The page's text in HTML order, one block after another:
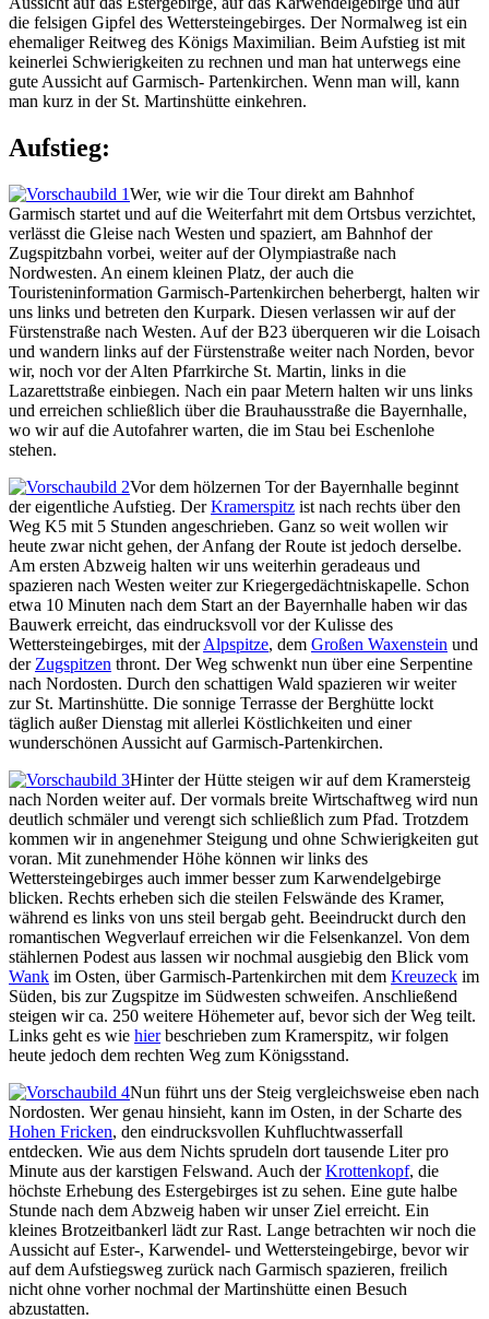
die felsigen Gipfel des Wettersteingebirges. Der Normalweg ist ein
ehemaliger Reitweg des Königs Maximilian. Beim Aufstieg ist mit
keinerlei Schwierigkeiten zu rechnen und man hat unterwegs eine
gute Aussicht auf Garmisch- Partenkirchen. Wenn man will, kann
man kurz in der St. Martinshütte einkehren.
Aufstieg:
Wer, wie wir die Tour direkt am Bahnhof
Garmisch startet und auf die Weiterfahrt mit dem Ortsbus verzichtet,
verlässt die Gleise nach Westen und spaziert, am Bahnhof der
Zugspitzbahn vorbei, weiter auf der Olympiastraße nach
Nordwesten. An einem kleinen Platz, der auch die
Touristeninformation Garmisch-Partenkirchen beherbergt, halten wir
uns links und betreten den Kurpark. Diesen verlassen wir auf der
Fürstenstraße nach Westen. Auf der B23 überqueren wir die Loisach
und wandern links auf der Fürstenstraße weiter nach Norden, bevor
wir, noch vor der Alten Pfarrkirche St. Martin, links in die
Lazarettstraße einbiegen. Nach ein paar Metern halten wir uns links
und erreichen schließlich über die Brauhausstraße die Bayernhalle,
wo wir auf die Autofahrer warten, die im Stau bei Eschenlohe
stehen.
Vor dem hölzernen Tor der Bayernhalle beginnt
der eigentliche Aufstieg. DerKramerspitz ist nach rechts über den
Weg K5 mit 5 Stunden angeschrieben. Ganz so weit wollen wir
heute zwar nicht gehen, der Anfang der Route ist jedoch derselbe.
Am ersten Abzweig halten wir uns weiterhin geradeaus und
spazieren nach Westen weiter zur Kriegergedächtniskapelle. Schon
etwa 10 Minuten nach dem Start an der Bayernhalle haben wir das
Bauwerk erreicht, das eindrucksvoll vor der Kulisse des
Wettersteingebirges, mit derAlpspitze, dem Großen Waxenstein und
der Zugspitzen thront. Der Weg schwenkt nun über eine Serpentine
nach Nordosten. Durch den schattigen Wald spazieren wir weiter
zur St. Martinshütte. Die sonnige Terrasse der Berghütte lockt
täglich außer Dienstag mit allerlei Köstlichkeiten und einer
wunderschönen Aussicht auf Garmisch-Partenkirchen.
Hinter der Hütte steigen wir auf dem Kramersteig
nach Norden weiter auf. Der vormals breite Wirtschaftweg wird nun
deutlich schmäler und verengt sich schließlich zum Pfad. Trotzdem
kommen wir in angenehmer Steigung und ohne Schwierigkeiten gut
voran. Mit zunehmender Höhe können wir links des
Wettersteingebirges auch immer besser zum Karwendelgebirge
blicken. Rechts erheben sich die steilen Felswände des Kramer,
während es links von uns steil bergab geht. Beeindruckt durch den
romantischen Wegverlauf erreichen wir die Felsenkanzel. Von dem
stählernen Podest aus lassen wir nochmal ausgiebig den Blick vom
Wank im Osten, über Garmisch-Partenkirchen mit dem Kreuzeck im
Süden, bis zur Zugspitze im Südwesten schweifen. Anschließend
steigen wir ca. 250 weitere Höhemeter auf, bevor sich der Weg teilt.
Links geht es wie hierbeschrieben zum Kramerspitz, wir folgen
heute jedoch dem rechten Weg zum Königsstand.
Nun führt uns der Steig vergleichsweise eben nach
Nordosten. Wer genau hinsieht, kann im Osten, in der Scharte des
Hohen Fricken, den eindrucksvollen Kuhfluchtwasserfall
entdecken. Wie aus dem Nichts sprudeln dort tausende Liter pro
Minute aus der karstigen Felswand. Auch derKrottenkopf, die
höchste Erhebung des Estergebirges ist zu sehen. Eine gute halbe
Stunde nach dem Abzweig haben wir unser Ziel erreicht. Ein
kleines Brotzeitbankerl lädt zur Rast. Lange betrachten wir noch die
Aussicht auf Ester-, Karwendel- und Wettersteingebirge, bevor wir
auf dem Aufstiegsweg zurück nach Garmisch spazieren, freilich
nicht ohne vorher nochmal der Martinshütte einen Besuch
abzustatten.